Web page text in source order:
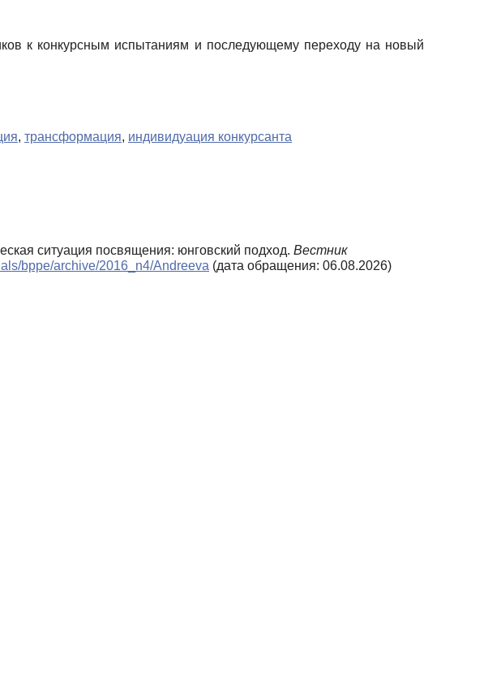
к конкурсным испытаниям и последующему переходу на новый
, трансформация, индивидуация конкурсанта
ситуация посвящения: юнговский подход. Вестник
bppe/archive/2016_n4/Andreeva (дата обращения: 06.08.2026)